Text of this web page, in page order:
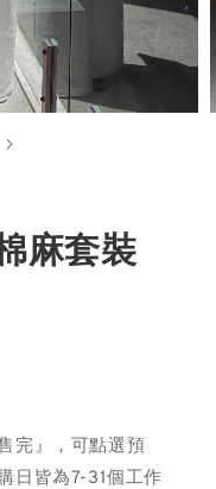
麻套裝
完』，可點選預
日皆為7-31個工作